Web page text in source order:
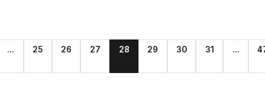
... 25 26 27 28 29 30 31 ...